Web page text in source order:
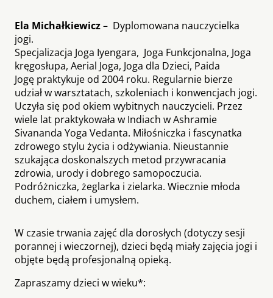
Ela Michałkiewicz– Dyplomowana nauczycielka
jogi.
Specjalizacja Joga Iyengara, Joga Funkcjonalna, Joga
kręgosłupa, Aerial Joga, Joga dla Dzieci, Paida
Jogę praktykuje od 2004 roku. Regularnie bierze
udział w warsztatach, szkoleniach i konwencjach jogi.
Uczyła się pod okiem wybitnych nauczycieli. Przez
wiele lat praktykowała w Indiach w Ashramie
Sivananda Yoga Vedanta. Miłośniczka i fascynatka
zdrowego stylu życia i odżywiania. Nieustannie
szukająca doskonalszych metod przywracania
zdrowia, urody i dobrego samopoczucia.
Podróżniczka, żeglarka i zielarka. Wiecznie młoda
duchem, ciałem i umysłem.
W czasie trwania zajęć dla dorosłych (dotyczy sesji
porannej i wieczornej), dzieci będą miały zajęcia jogi i
objęte będą profesjonalną opieką.
Zapraszamy dzieci w wieku*: